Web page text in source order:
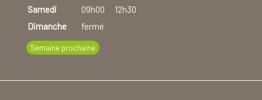
Samedi
09h00
12h30
Dimanche
fermé
Semaine prochaine